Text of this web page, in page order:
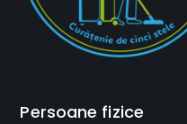
Persoane fizice